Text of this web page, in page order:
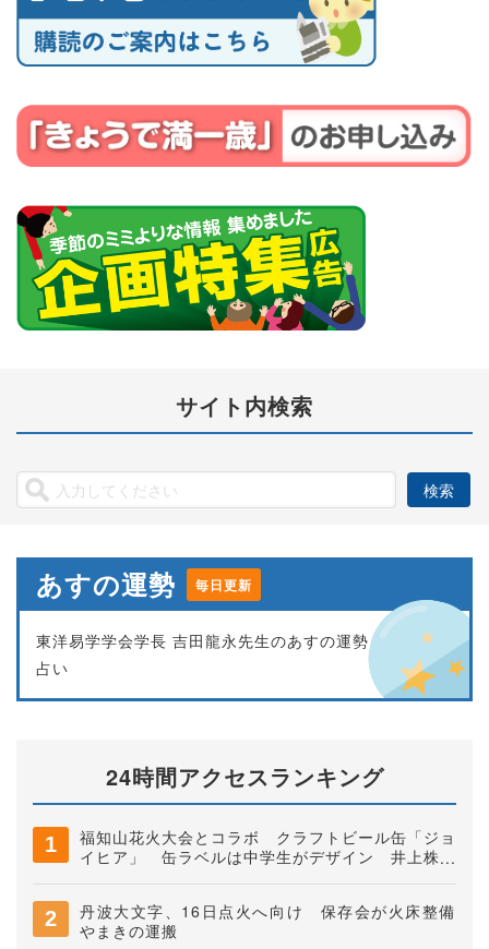
サイト内検索
あすの運勢 毎日更新
東洋易学学会学長 吉田龍永先生のあすの運勢
占い
24時間アクセスランキング
福知山花火大会とコラボ クラフトビール缶「ジョ
イヒア」 缶ラベルは中学生がデザイン 井上株式
丹波大文字、16日点火へ向け 保存会が火床整備
やまきの運搬